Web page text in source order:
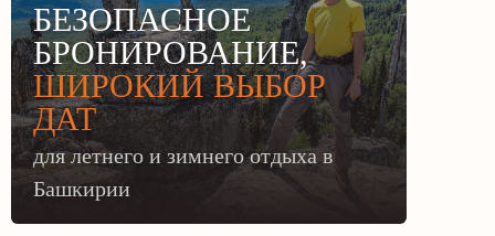
БЕЗОПАСНОЕ
БРОНИРОВАНИЕ,
ШИРОКИЙ ВЫБОР
ДАТ
для летнего и зимнего отдыха в
Башкирии